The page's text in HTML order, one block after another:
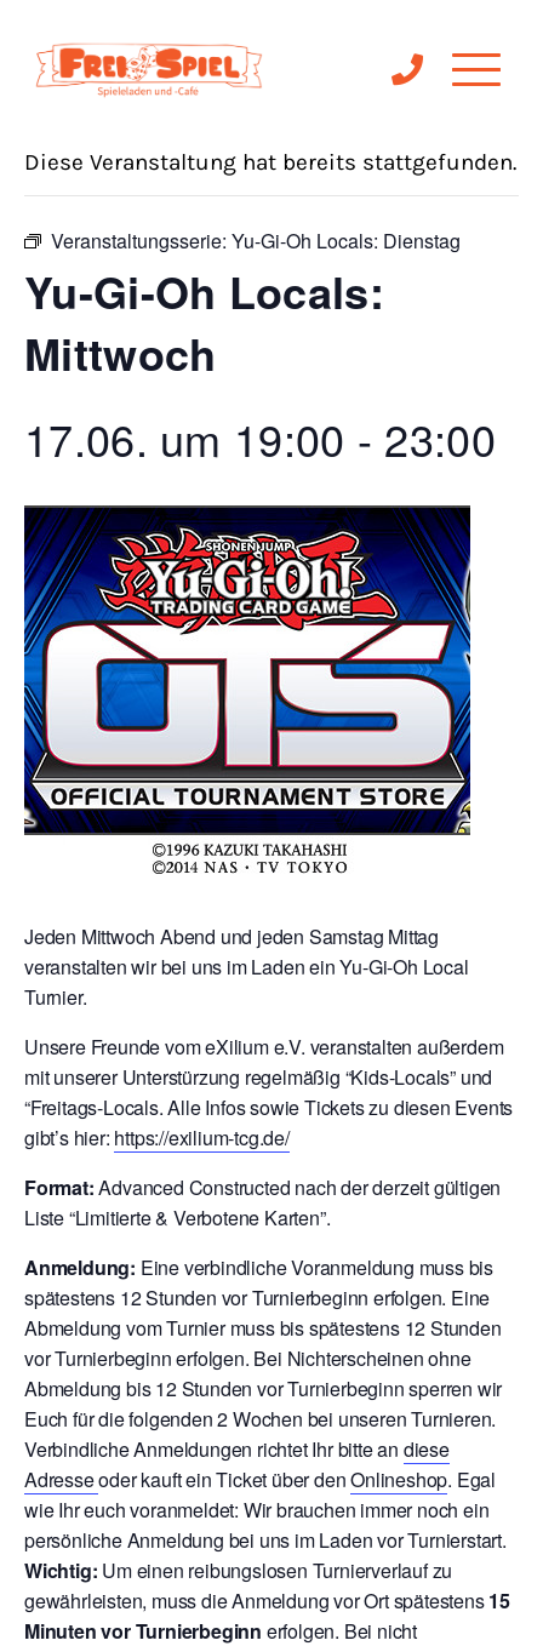
« Alle Veranstaltungen
Diese Veranstaltung hat bereits stattgefunden.
Veranstaltungsserie: Yu-Gi-Oh Locals: Dienstag
Yu-Gi-Oh Locals:
Mittwoch
17.06. um 19:00 - 23:00
Jeden Mittwoch Abend und jeden Samstag Mittag
veranstalten wir bei uns im Laden ein Yu-Gi-Oh Local
Turnier.
Unsere Freunde vom eXilium e.V. veranstalten außerdem
mit unserer Unterstürzung regelmäßig “Kids-Locals” und
“Freitags-Locals. Alle Infos sowie Tickets zu diesen Events
gibt’s hier: https://exilium-tcg.de/
Format:Advanced Constructed nach der derzeit gültigen
Liste “Limitierte & Verbotene Karten”.
Anmeldung: Eine verbindliche Voranmeldung muss bis
spätestens 12 Stunden vor Turnierbeginn erfolgen. Eine
Abmeldung vom Turnier muss bis spätestens 12 Stunden
vor Turnierbeginn erfolgen. Bei Nichterscheinen ohne
Abmeldung bis 12 Stunden vor Turnierbeginn sperren wir
Euch für die folgenden 2 Wochen bei unseren Turnieren.
Verbindliche Anmeldungen richtet Ihr bitte an diese
Adresseoder kauft ein Ticket über denOnlineshop. Egal
wie Ihr euch voranmeldet: Wir brauchen immer noch ein
persönliche Anmeldung bei uns im Laden vor Turnierstart.
Wichtig: Um einen reibungslosen Turnierverlauf zu
gewährleisten, muss die Anmeldung vor Ort spätestens15
Minuten vor Turnierbeginn erfolgen. Bei nicht